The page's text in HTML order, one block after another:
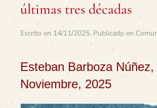
últimas tres décadas
Escrito en 14/11/2025. Publicado en
Esteban Barboza
Noviembre, 2025